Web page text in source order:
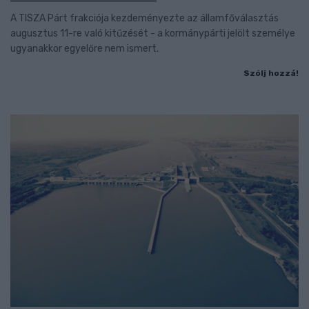
A TISZA Párt frakciója kezdeményezte az államfőválasztás
augusztus 11-re való kitűzését - a kormánypárti jelölt személye
ugyanakkor egyelőre nem ismert.
Szólj hozzá!